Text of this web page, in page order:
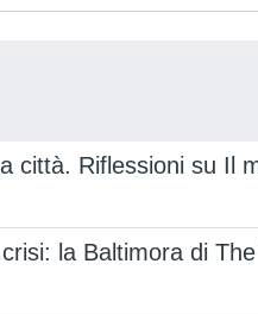
città. Riflessioni su Il
la Baltimora di